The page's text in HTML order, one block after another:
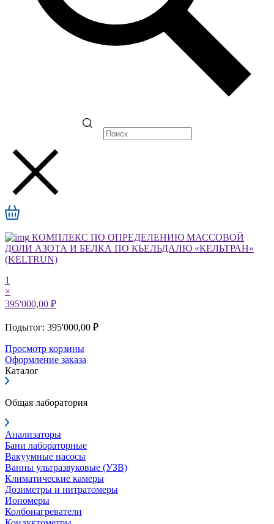
КОМПЛЕКС ПО ОПРЕДЕЛЕНИЮ МАССОВОЙ
ДОЛИ АЗОТА И БЕЛКА ПО КЬЕЛЬДАЛЮ «КЕЛЬТРАН»
(KELTRUN)
1
×
395'000,00 ₽
Подытог: 395'000,00 ₽
Просмотр корзины
Оформление заказа
Каталог
Общая лаборатория
Анализаторы
Бани лабораторные
Вакуумные насосы
Ванны ультразвуковые (УЗВ)
Климатические камеры
Дозиметры и нитратомеры
Иономеры
Колбонагреватели